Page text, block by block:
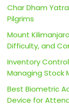
Char Dham
Pilgrims
Mount
Difficulty, and
Inventory
Managing Stock
Best Biometric
Device for